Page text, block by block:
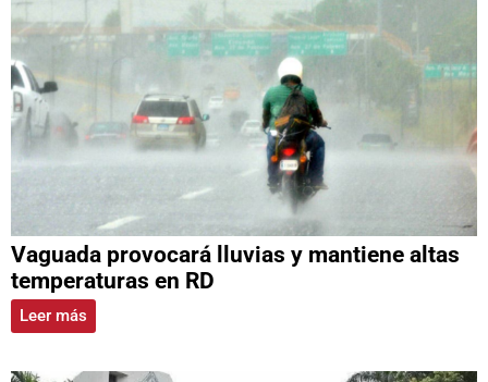
Vaguada provocará lluvias y mantiene altas
temperaturas en RD
Leer más